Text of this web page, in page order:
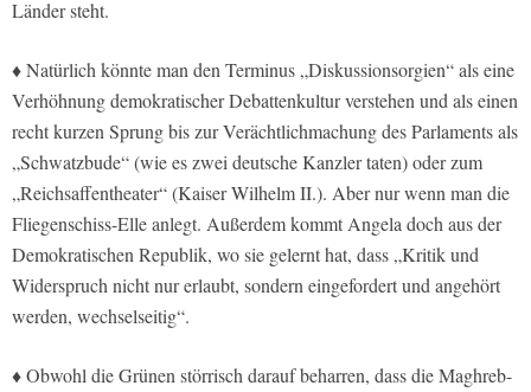
Länder steht.
♦ Natürlich könnte man den Terminus „Diskussionsorgien“ als eine
Verhöhnung demokratischer Debattenkultur verstehen und als einen
recht kurzen Sprung bis zur Verächtlichmachung des Parlaments als
„Schwatzbude“ (wie es zwei deutsche Kanzler taten) oder zum
„Reichsaffentheater“ (Kaiser Wilhelm II.). Aber nur wenn man die
Fliegenschiss-Elle anlegt. Außerdem kommt Angela doch aus der
Demokratischen Republik, wo sie gelernt hat, dass „Kritik und
Widerspruch nicht nur erlaubt, sondern eingefordert und angehört
werden, wechselseitig“.
♦ Obwohl die Grünen störrisch darauf beharren, dass die Maghreb-